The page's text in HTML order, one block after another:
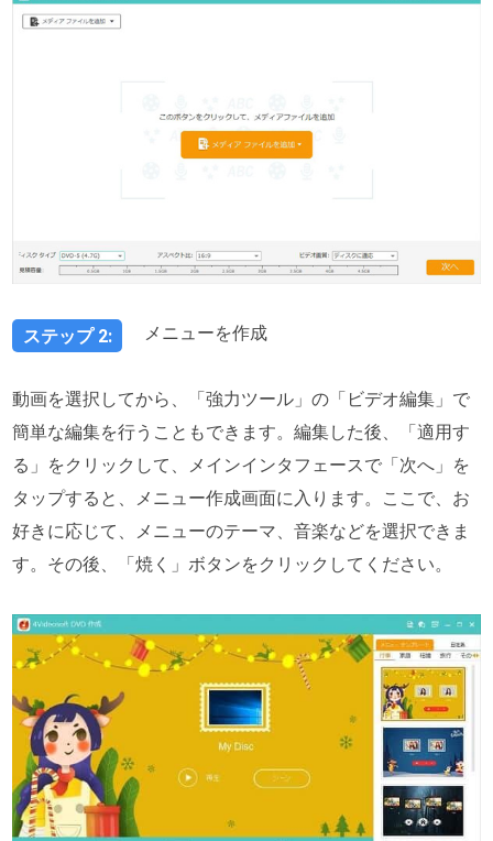
ステップ 2: メニューを作成
動画を選択してから、「強力ツール」の「ビデオ編集」で
簡単な編集を行うこともできます。編集した後、「適用す
る」をクリックして、メインインタフェースで「次へ」を
タップすると、メニュー作成画面に入ります。ここで、お
好きに応じて、メニューのテーマ、音楽などを選択できま
す。その後、「焼く」ボタンをクリックしてください。